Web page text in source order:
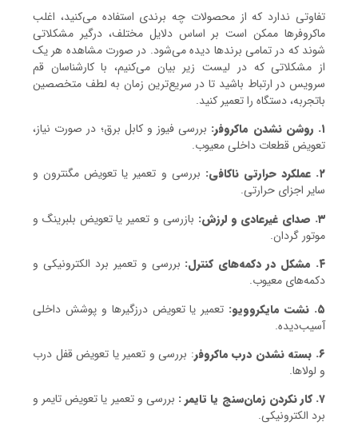
تفاوتی ندارد که از محصولات چه برندی استفاده می‌کنید، اغلب
ماکروفرها ممکن است بر اساس دلایل مختلف، درگیر مشکلاتی
شوند که در تمامی برندها دیده می‌شود. در صورت مشاهده هر یک
از مشکلاتی که در لیست زیر بیان می‌کنیم، با کارشناسان قم
سرویس در ارتباط باشید تا در سریع‌ترین زمان به لطف متخصصین
باتجربه، دستگاه را تعمیر کنید.
۱. روشن نشدن ماکروفر:
بررسی فیوز و کابل برق؛ در صورت نیاز،
تعویض قطعات داخلی معیوب.
۲. عملکرد حرارتی ناکافی:
بررسی و تعمیر یا تعویض مگنترون و
سایر اجزای حرارتی.
۳. صدای غیرعادی و لرزش:
بازرسی و تعمیر یا تعویض بلبرینگ و
موتور گردان.
۴. مشکل در دکمه‌های کنترل:
بررسی و تعمیر برد الکترونیکی و
دکمه‌های معیوب.
۵. نشت مایکروویو:
تعمیر یا تعویض درزگیرها و پوشش داخلی
آسیب‌دیده.
۶. بسته نشدن درب ماکروفر
: بررسی و تعمیر یا تعویض قفل درب
و لولاها.
۷. کار نکردن زمان‌سنج یا تایمر :
بررسی و تعمیر یا تعویض تایمر و
برد الکترونیکی.